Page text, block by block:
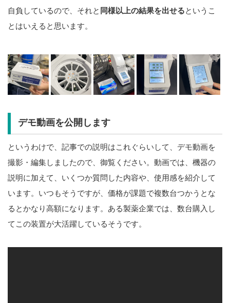
自負しているので、それと 同様以上の結果を出せるというこ
とはいえると思います。
デモ動画を公開します
というわけで、記事での説明はこれぐらいして、デモ動画を
撮影・編集しましたので、御覧ください。動画では、機器の
説明に加えて、いくつか質問した内容や、使用感を紹介して
います。いつもそうですが、価格が課題で複数台つかうとな
るとかなり高額になります。ある製薬企業では、数台購入し
てこの装置が大活躍しているそうです。